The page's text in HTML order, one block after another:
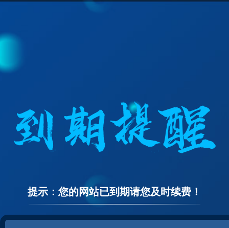
提示：您的网站已到期请您及时续费！